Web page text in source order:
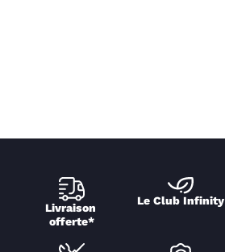
Livraison
offerte*
Le Club Infinity